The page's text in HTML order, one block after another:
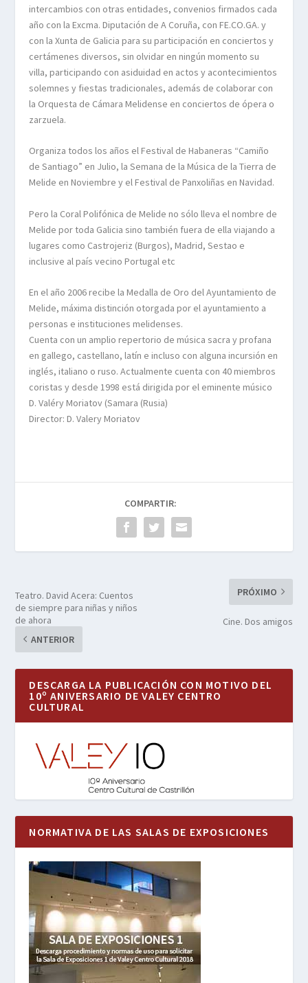
intercambios con otras entidades, convenios firmados cada
año con la Excma. Diputación de A Coruña, con FE.CO.GA. y
con la Xunta de Galicia para su participación en conciertos y
certámenes diversos, sin olvidar en ningún momento su
villa, participando con asiduidad en actos y acontecimientos
solemnes y fiestas tradicionales, además de colaborar con
la Orquesta de Cámara Melidense en conciertos de ópera o
zarzuela.
Organiza todos los años el Festival de Habaneras “Camiño
de Santiago” en Julio, la Semana de la Música de la Tierra de
Melide en Noviembre y el Festival de Panxoliñas en Navidad.
Pero la Coral Polifónica de Melide no sólo lleva el nombre de
Melide por toda Galicia sino también fuera de ella viajando a
lugares como Castrojeriz (Burgos), Madrid, Sestao e
inclusive al país vecino Portugal etc
En el año 2006 recibe la Medalla de Oro del Ayuntamiento de
Melide, máxima distinción otorgada por el ayuntamiento a
personas e instituciones melidenses.
Cuenta con un amplio repertorio de música sacra y profana
en gallego, castellano, latín e incluso con alguna incursión en
inglés, italiano o ruso. Actualmente cuenta con 40 miembros
coristas y desde 1998 está dirigida por el eminente músico
D. Valéry Moriatov (Samara (Rusia)
Director: D. Valery Moriatov
COMPARTIR:
Teatro. David Acera: Cuentos
de siempre para niñas y niños
de ahora
ANTERIOR
PRÓXIMO
Cine. Dos amigos
DESCARGA LA PUBLICACIÓN CON MOTIVO DEL
10º ANIVERSARIO DE VALEY CENTRO
CULTURAL
NORMATIVA DE LAS SALAS DE EXPOSICIONES